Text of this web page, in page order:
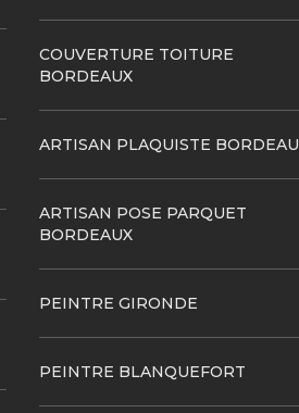
COUVERTURE TOITURE
BORDEAUX
ARTISAN PLAQUISTE
ARTISAN POSE PARQUET
BORDEAUX
PEINTRE GIRONDE
PEINTRE BLANQUEFORT